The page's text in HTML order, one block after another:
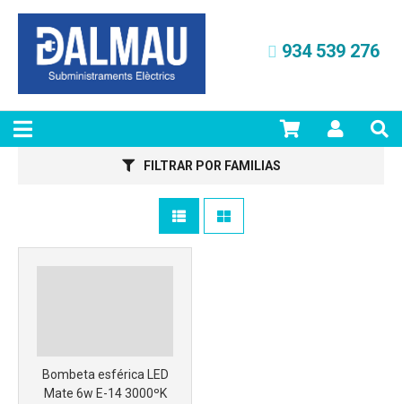
934 539 276
FILTRAR POR FAMILIAS
Bombeta esférica LED
Mate 6w E-14 3000ºK
Más info